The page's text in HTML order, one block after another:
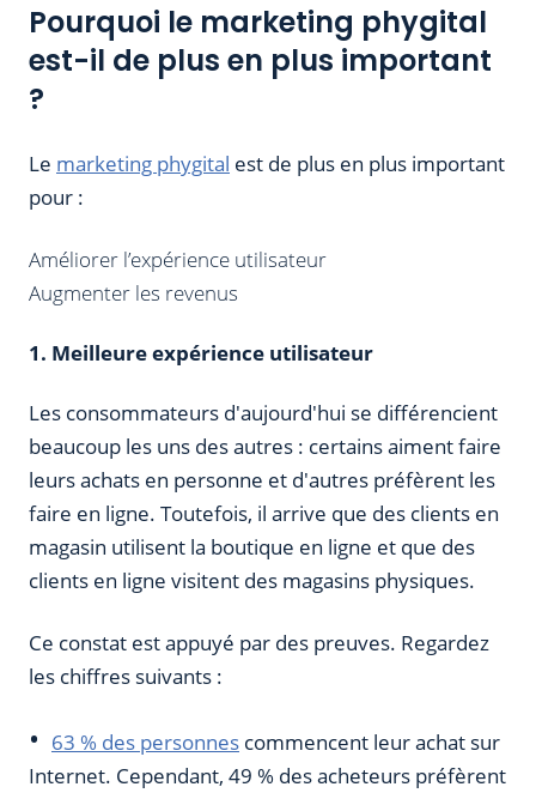
Pourquoi le marketing phygital
est-il de plus en plus important
?
Le marketing phygital est de plus en plus important
pour :
Améliorer l’expérience utilisateur
Augmenter les revenus
1. Meilleure expérience utilisateur
Les consommateurs d'aujourd'hui se différencient
beaucoup les uns des autres : certains aiment faire
leurs achats en personne et d'autres préfèrent les
faire en ligne. Toutefois, il arrive que des clients en
magasin utilisent la boutique en ligne et que des
clients en ligne visitent des magasins physiques.
Ce constat est appuyé par des preuves. Regardez
les chiffres suivants :
63 % des personnes commencent leur achat sur
Internet. Cependant, 49 % des acheteurs préfèrent